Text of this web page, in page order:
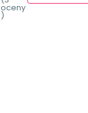
oceny
)